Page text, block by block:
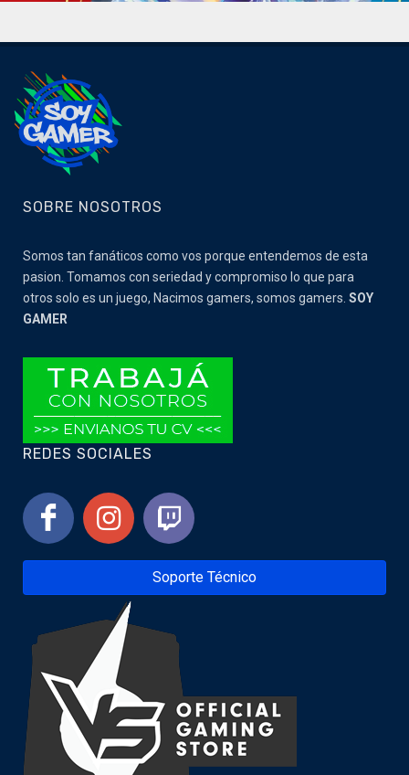
SOBRE NOSOTROS
Somos tan fanáticos como vos porque entendemos de esta
pasion. Tomamos con seriedad y compromiso lo que para
otros solo es un juego, Nacimos gamers, somos gamers. SOY
GAMER
REDES SOCIALES
Soporte Técnico